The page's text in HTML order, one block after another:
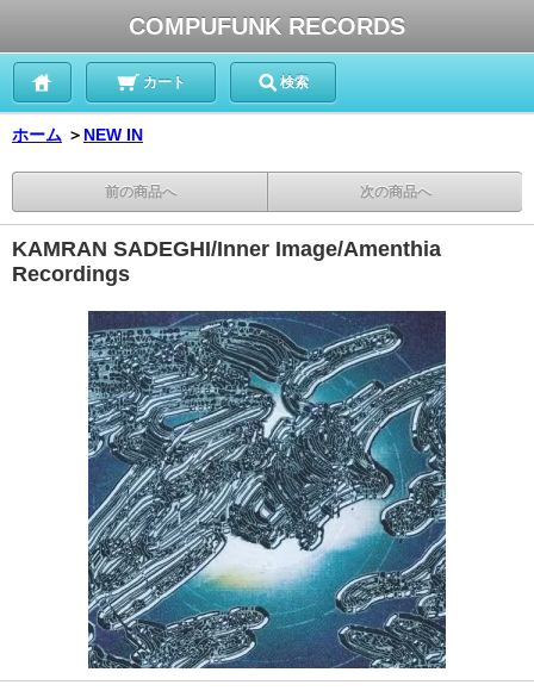
COMPUFUNK RECORDS
カート 検索
ホーム ＞ NEW IN
前の商品へ 次の商品へ
KAMRAN SADEGHI/Inner Image/Amenthia
Recordings